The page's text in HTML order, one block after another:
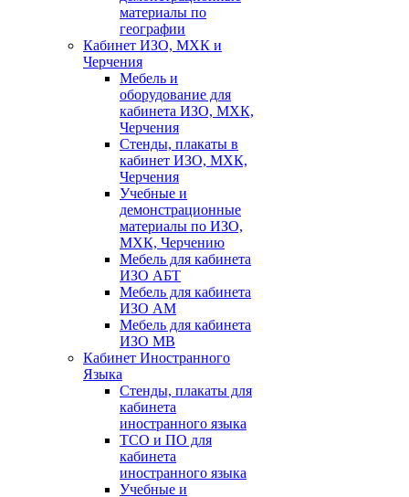
материалы по
географии
Кабинет ИЗО, МХК и
Черчения
Мебель и
оборудование для
кабинета ИЗО, МХК,
Черчения
Стенды, плакаты в
кабинет ИЗО, МХК,
Черчения
Учебные и
демонстрационные
материалы по ИЗО,
МХК, Черчению
Мебель для кабинета
ИЗО АБТ
Мебель для кабинета
ИЗО АМ
Мебель для кабинета
ИЗО МВ
Кабинет Иностранного
Языка
Стенды, плакаты для
кабинета
иностранного языка
ТСО и ПО для
кабинета
иностранного языка
Учебные и